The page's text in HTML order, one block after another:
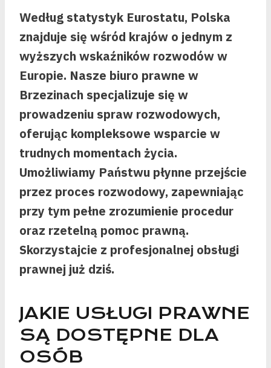
Według statystyk Eurostatu, Polska
znajduje się wśród krajów o jednym z
wyższych wskaźników rozwodów w
Europie. Nasze biuro prawne w
Brzezinach specjalizuje się w
prowadzeniu spraw rozwodowych,
oferując kompleksowe wsparcie w
trudnych momentach życia.
Umożliwiamy Państwu płynne przejście
przez proces rozwodowy, zapewniając
przy tym pełne zrozumienie procedur
oraz rzetelną pomoc prawną.
Skorzystajcie z profesjonalnej obsługi
prawnej już dziś.
JAKIE USŁUGI PRAWNE
SĄ DOSTĘPNE DLA
OSÓB